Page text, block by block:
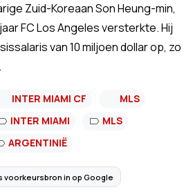
Zuid-Koreaan Son Heung-min,
FC Los Angeles versterkte. Hij
van 10 miljoen dollar op, zo
INTER MIAMI CF
MLS
INTER MIAMI
MLS
ARGENTINIË
voorkeursbron in op Google